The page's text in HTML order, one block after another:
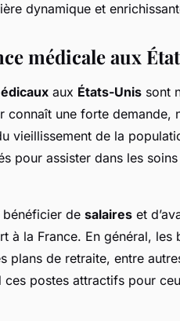
dynamique et
médicale aux
aux États-Unis sont
connaît une forte demande,
vieillissement de la
pour assister dans les
bénéficier de salaires et
à la France. En général, les
plans de retraite, entre
postes attractifs pour